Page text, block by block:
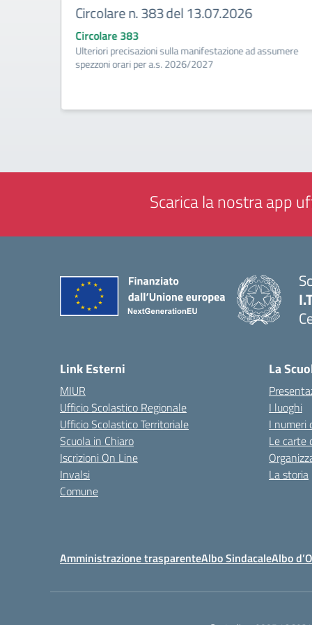
Circolare n. 383 del 13.07.2026
Circolare 383
Ulteriori precisazioni sulla manifestazione ad assumere
spezzoni orari per a.s. 2026/2027
Scarica la nostra app
Link Esterni
MIUR
Ufficio Scolastico Regionale
Ufficio Scolastico Territoriale
Scuola in Chiaro
Iscrizioni On Line
Invalsi
Comune
La
I luoghi
I numeri
Le carte
La storia
Amministrazione trasparenteAlbo SindacaleAlbo